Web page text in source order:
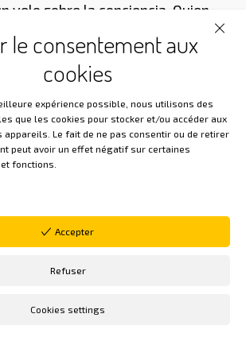
velo sobre la conciencia. Quien
en sí mismo el principio divino
porque permanece unido al
fuerza creadora y eterna.
iniciación consiste en «morir al
es decir, al yo limitado, para
a la vida espiritual.
fuente. Nos invita a pasar del
las apariencias, donde todo
al mundo del espíritu,
y recuperar la imagen
le consentement aux
cookies
expérience possible, nous utilisons des
que les cookies pour stocker et/ou accéder aux
Le fait de ne pas consentir ou de retirer
peut avoir un effet négatif sur certaines
fonctions.
Cookies settings
Accepter
Refuser